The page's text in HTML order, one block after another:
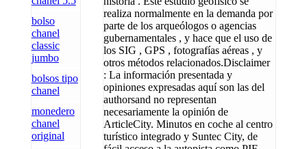
bolso
chanel
classic
jumbo
bolsos tipo
chanel
monedero
chanel
original
realiza normalmente en la demanda por
parte de los arqueólogos o agencias
gubernamentales , y hace que el uso de
los SIG , GPS , fotografías aéreas , y
otros métodos relacionados.Disclaimer
: La información presentada y
opiniones expresadas aquí son las del
authorsand no representan
necesariamente la opinión de
ArticleCity. Minutos en coche al centro
turístico integrado y Suntec City, de